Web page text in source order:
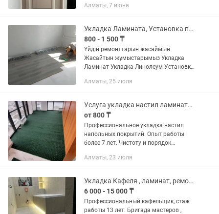
профессиональными инструментами,
для...
Алматы, 7 июня
Укладка Ламината, Установка плинтусов, Укладка Линолеум
800 - 1 500 ₸
Үйдің ремонттарын жасаймын
Жасайтын жұмыстарымыз Укладка
Ламинат Укладка Линолеум Установка
плинтусов пластиковые Заливка
Алматы, 25 июля
Услуга укладка настил ламината линолеума ковролина плинтуса
от 800 ₸
Профессиональное укладка настил
напольных покрытий. Опыт работы
более 7 лет. Чистоту и порядок
Алматы, 23 июля
Укладка Кафеля , ламинат, ремонт под ключ , электрика,сантехника
6 000 - 15 000 ₸
Профессиональный кафельщик, стаж
работы 13 лет. Бригада мастеров ,